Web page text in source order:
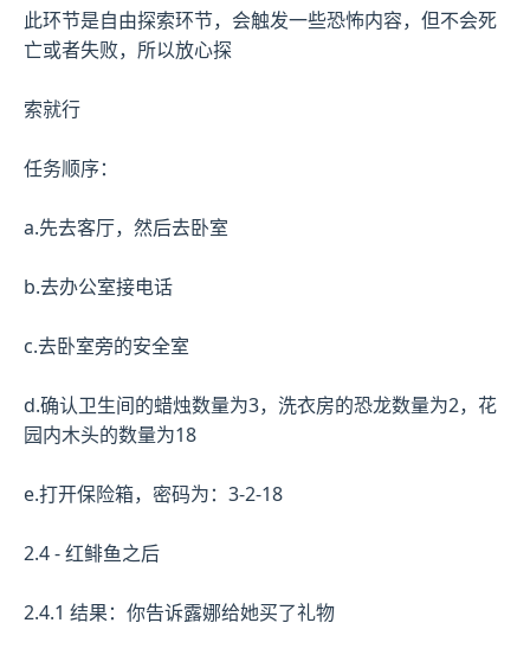
此环节是自由探索环节，会触发一些恐怖内容，但不会死
亡或者失败，所以放心探
索就行
任务顺序：
a.先去客厅，然后去卧室
b.去办公室接电话
c.去卧室旁的安全室
d.确认卫生间的蜡烛数量为3，洗衣房的恐龙数量为2，花
园内木头的数量为18
e.打开保险箱，密码为：3-2-18
2.4 - 红鲱鱼之后
2.4.1 结果：你告诉露娜给她买了礼物